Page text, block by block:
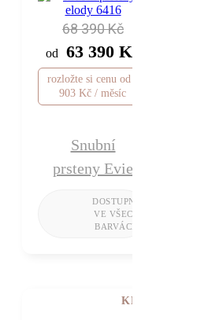
68 390 Kč
od 63 390 Kč
rozložte si cenu od 1
903 Kč / měsíc
Snubní
prsteny Evie
KE ZKOUŠENÍ V